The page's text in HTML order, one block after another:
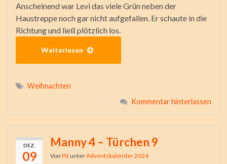
Anscheinend war Levi das viele Grün neben der
Haustreppe noch gar nicht aufgefallen. Er schaute in die
Richtung und ließ plötzlich los.
Weiterlesen
Weihnachten
Kommentar hinterlassen
DEZ.
09
Manny 4 – Türchen 9
Von PitunterAdventskalender 2024